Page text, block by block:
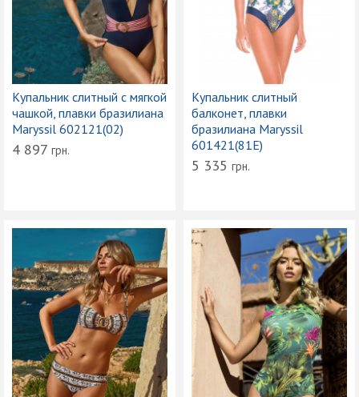
Купальник слитный с мягкой
чашкой, плавки бразилиана
Maryssil 602121(02)
4 897 грн.
Купальник слитный
балконет, плавки
бразилиана Maryssil
601421(81E)
5 335 грн.